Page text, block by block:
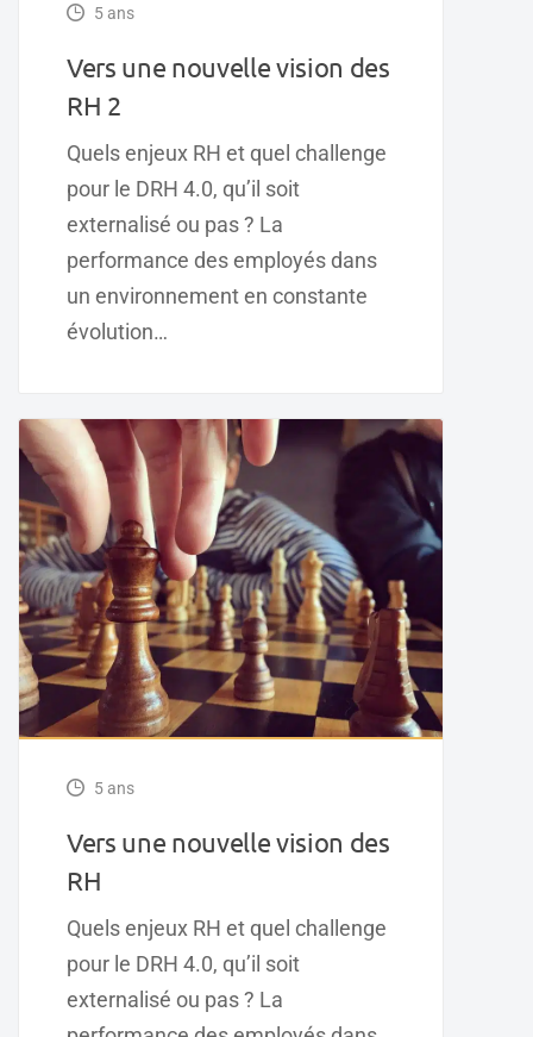
5 ans
Vers une nouvelle vision des
RH 2
Quels enjeux RH et quel challenge
pour le DRH 4.0, qu’il soit
externalisé ou pas ? La
performance des employés dans
un environnement en constante
évolution…
5 ans
Vers une nouvelle vision des
RH
Quels enjeux RH et quel challenge
pour le DRH 4.0, qu’il soit
externalisé ou pas ? La